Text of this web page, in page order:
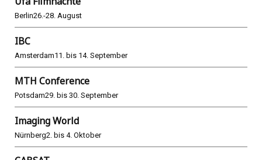
Berlin26.-28. August
IBC
Amsterdam11. bis 14. September
MTH Conference
Potsdam29. bis 30. September
Imaging World
Nürnberg2. bis 4. Oktober